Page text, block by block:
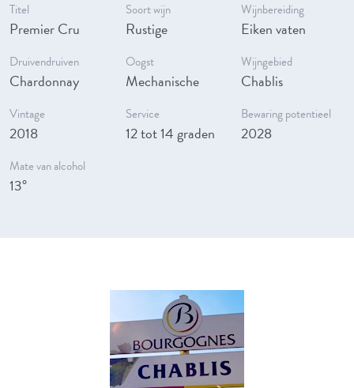
Titel
Premier Cru
Soort wijn
Rustige
Wijnbereiding
Eiken vaten
Druivendruiven
Chardonnay
Oogst
Mechanische
Wijngebied
Chablis
Vintage
2018
Service
12 tot 14 graden
Bewaring potentieel
2028
Mate van alcohol
13°